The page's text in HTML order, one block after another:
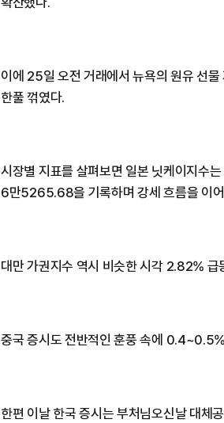
이에 25일 오전 거래에서 뉴욕의 원유 선
한풀 꺾였다.
시장별 지표를 살펴보면 일본 닛케이지수
6만5265.68을 기록하며 강세 흐름을 이
대만 가권지수 역시 비슷한 시각 2.82%
중국 증시도 전반적인 훈풍 속에
한편 이날 한국 증시는 부처님오신날 대체